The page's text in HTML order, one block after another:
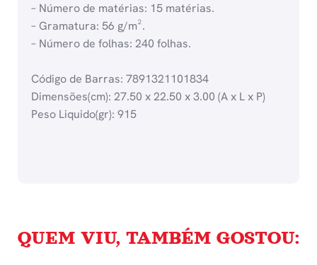
– Número de matérias: 15 matérias.
– Gramatura: 56 g/m².
– Número de folhas: 240 folhas.
Código de Barras: 7891321101834
Dimensões(cm): 27.50 x 22.50 x 3.00 (A x L x P)
Peso Liquido(gr): 915
QUEM VIU, TAMBÉM GOSTOU: